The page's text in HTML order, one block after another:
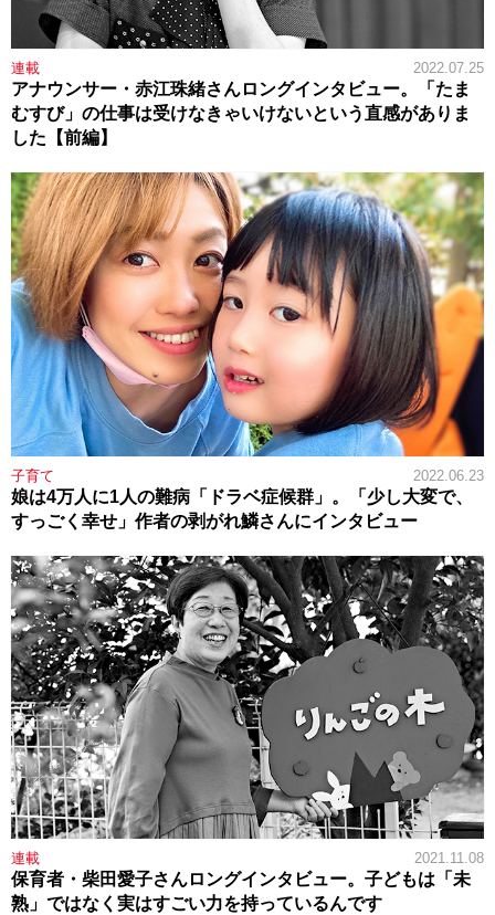
連載 2022.07.25
アナウンサー・赤江珠緒さんロングインタビュー。「たま
むすび」の仕事は受けなきゃいけないという直感がありま
した【前編】
子育て 2022.06.23
娘は4万人に1人の難病「ドラベ症候群」。「少し大変で、
すっごく幸せ」作者の剥がれ鱗さんにインタビュー
連載 2021.11.08
保育者・柴田愛子さんロングインタビュー。子どもは「未
熟」ではなく実はすごい力を持っているんです